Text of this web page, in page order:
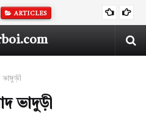
নিয়ে আলোচনা
ভাদুড়ী